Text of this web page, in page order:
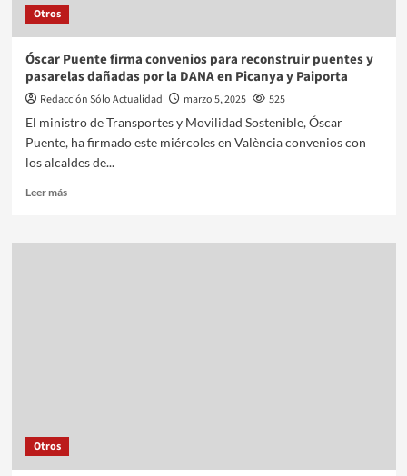
Otros
Óscar Puente firma convenios para reconstruir puentes y
pasarelas dañadas por la DANA en Picanya y Paiporta
Redacción Sólo Actualidad marzo 5, 2025
525
El ministro de Transportes y Movilidad Sostenible, Óscar
Puente, ha firmado este miércoles en València convenios con
los alcaldes de...
Leer más
Otros